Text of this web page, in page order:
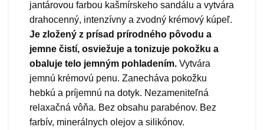
jantárovou farbou kašmírskeho sandálu a vytvára
drahocenný, intenzívny a zvodný krémový kúpeľ.
Je zložený z prísad prírodného pôvodu a
jemne čistí, osviežuje a tonizuje pokožku a
obaluje telo jemným pohladením. Vytvára
jemnú krémovú penu. Zanecháva pokožku
hebkú a príjemnú na dotyk. Nezameniteľná
relaxačná vôňa. Bez obsahu parabénov. Bez
farbív, minerálnych olejov a silikónov.